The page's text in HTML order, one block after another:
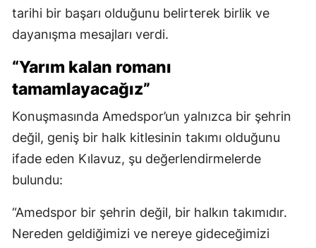
tarihi bir başarı olduğunu belirterek birlik ve
dayanışma mesajları verdi.
“Yarım kalan romanı
tamamlayacağız”
Konuşmasında Amedspor’un yalnızca bir şehrin
değil, geniş bir halk kitlesinin takımı olduğunu
ifade eden Kılavuz, şu değerlendirmelerde
bulundu:
“Amedspor bir şehrin değil, bir halkın takımıdır.
Nereden geldiğimizi ve nereye gideceğimizi